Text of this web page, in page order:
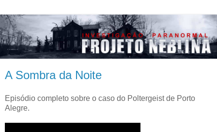
A Sombra da Noite
Episódio completo sobre o caso do Poltergeist de Porto
Alegre.